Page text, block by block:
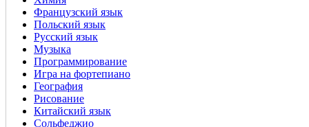
Французский язык
Польский язык
Русский язык
Музыка
Программирование
Игра на фортепиано
География
Рисование
Китайский язык
Сольфеджио